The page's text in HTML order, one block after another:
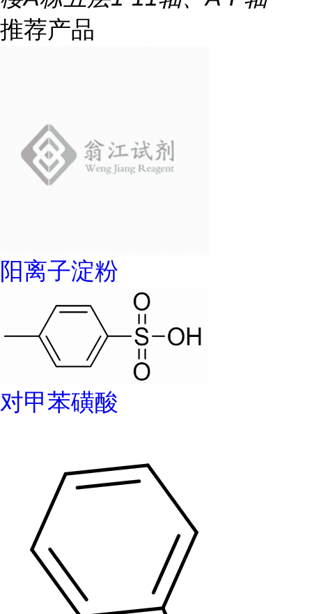
推荐产品
阳离子淀粉
对甲苯磺酸